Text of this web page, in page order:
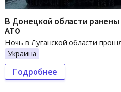
В Донецкой области ранены
АТО
Ночь в Луганской области
Украина
Подробнее